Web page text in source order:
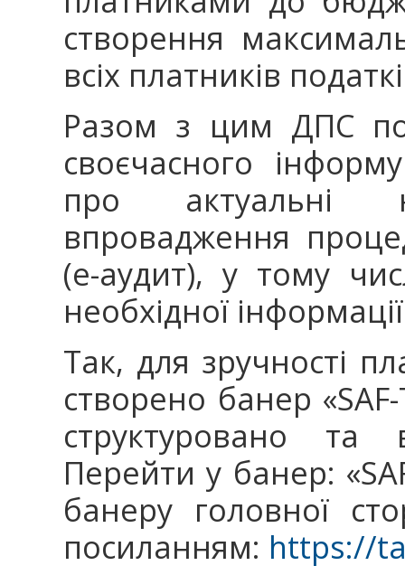
створення
всіх платників
Разом з цим ДПС
своєчасного
про актуальні
впровадження
(е-аудит), у тому
необхідної
Так, для зручності
створено банер
структуровано та
Перейти у банер:
банеру головної
посиланням: https://